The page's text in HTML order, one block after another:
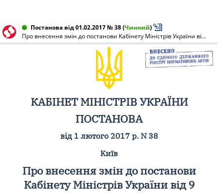
Постанова від 01.02.2017 № 38(Чинний)
Про внесення змін до постанови Кабінету Міністрів України від 9 листопада 2016 р. N 862